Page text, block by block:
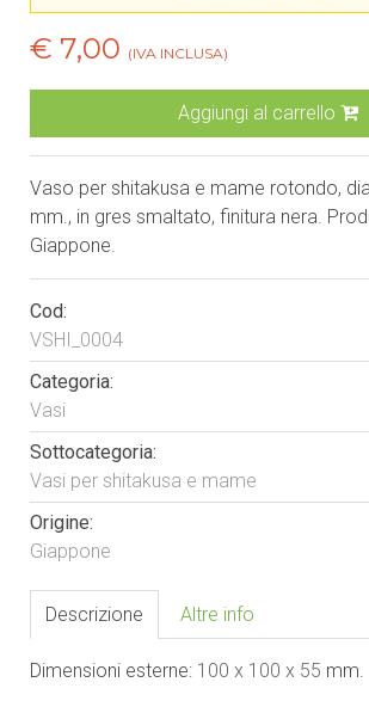
€ 7,00 (IVA INCLUSA)
Aggiungi al carrello
Vaso per shitakusa e mame rotondo,
mm., in gres smaltato, finitura nera.
Giappone.
Cod:
VSHI_0004
Categoria:
Vasi
Sottocategoria:
Vasi per shitakusa e mame
Origine:
Giappone
Descrizione Altre info
Dimensioni esterne: 1 00 x 1 00 x 55 mm.